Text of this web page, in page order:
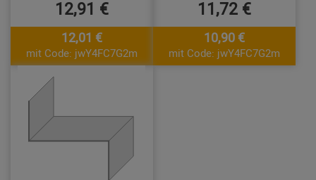
12,91 €
12,01 €
mit Code: jwY4FC7G2m
11,72 €
10,90 €
mit Code: jwY4FC7G2m